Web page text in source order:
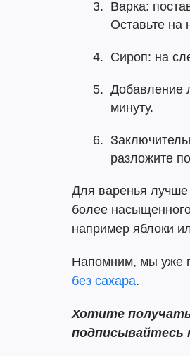
Варка:
Оставьте на
Сироп: на
Добавление
минуту.
разложите
Для варенья лучше
более
например яблоки
Напомним, мы уже
без сахара.
Хотите
подписывайтесь